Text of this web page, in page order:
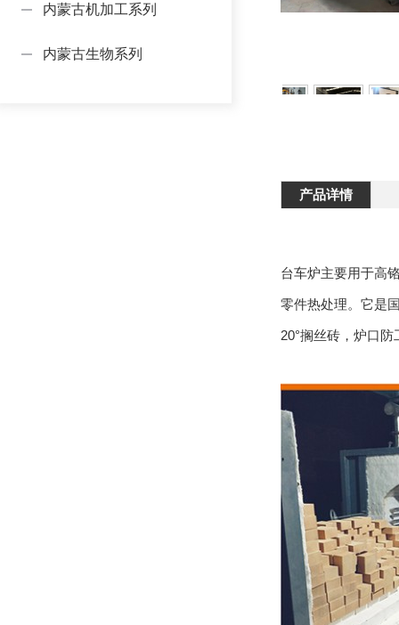
内蒙古机加工系列
内蒙古生物系列
产品详情
台车炉主要用于高
零件热处理。它是
20°搁丝砖，炉口